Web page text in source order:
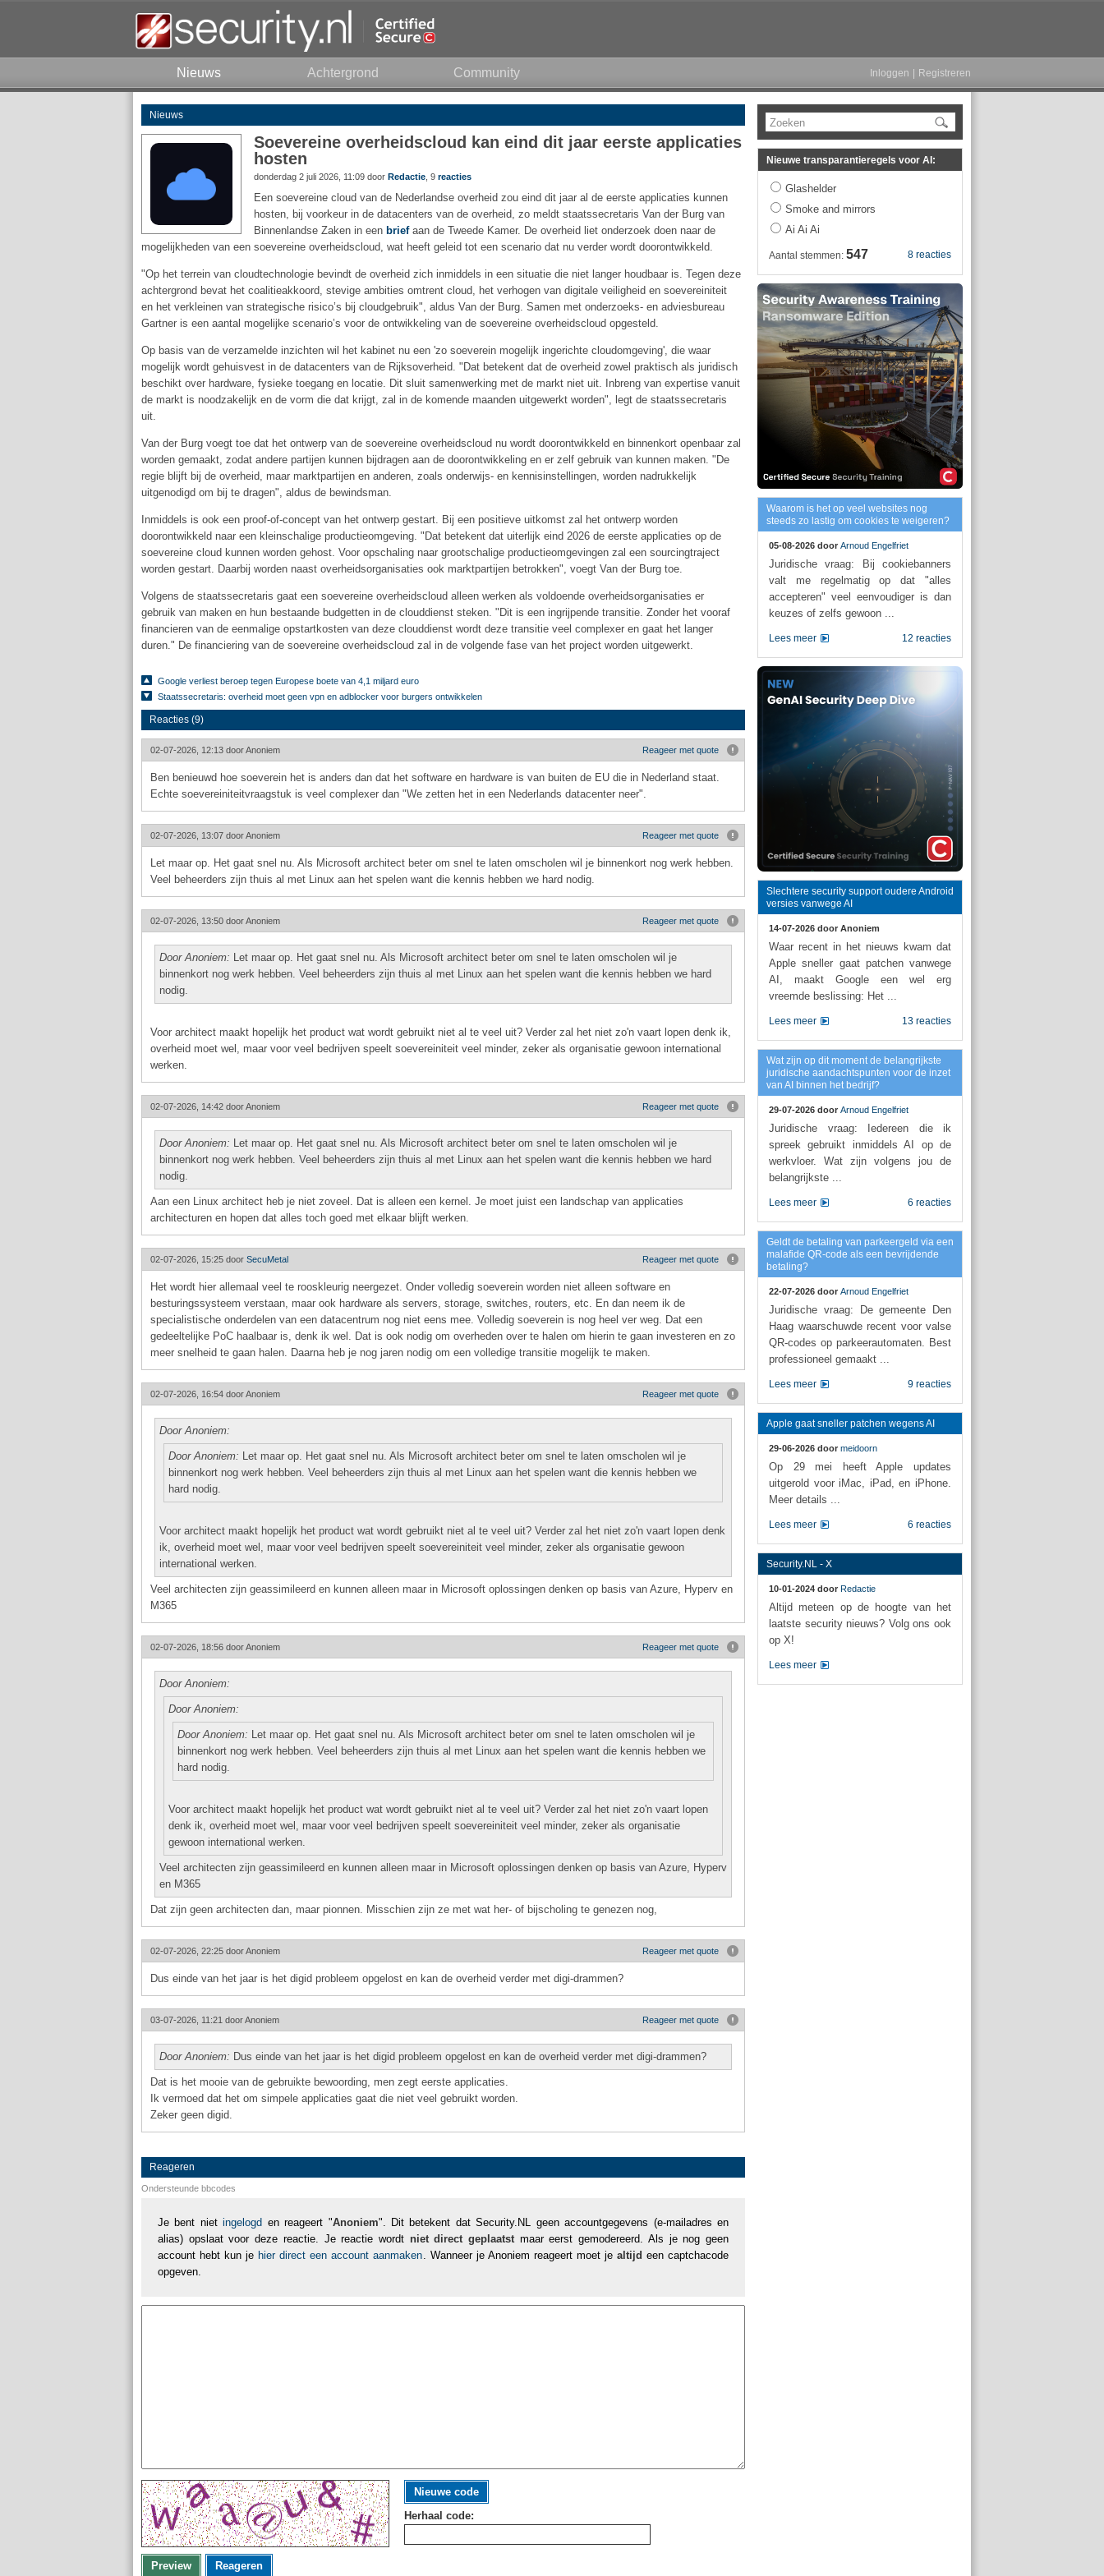
Nieuws Achtergrond Community Inloggen Registreren
Nieuws
Soevereine overheidscloud kan eind dit jaar eerste applicaties
hosten
donderdag 2 juli 2026, 11:09 door Redactie , 9 reacties
Een soevereine cloud van de Nederlandse overheid zou eind dit jaar al de eerste applicaties kunnen
hosten, bij voorkeur in de datacenters van de overheid, zo meldt staatssecretaris Van der Burg van
Binnenlandse Zaken in een briefaan de Tweede Kamer. De overheid liet onderzoek doen naar de
mogelijkheden van een soevereine overheidscloud, wat heeft geleid tot een scenario dat nu verder wordt doorontwikkeld.
"Op het terrein van cloudtechnologie bevindt de overheid zich inmiddels in een situatie die niet langer houdbaar is. Tegen deze
achtergrond bevat het coalitieakkoord, stevige ambities omtrent cloud, het verhogen van digitale veiligheid en soevereiniteit
en het verkleinen van strategische risico’s bij cloudgebruik", aldus Van der Burg. Samen met onderzoeks- en adviesbureau
Gartner is een aantal mogelijke scenario’s voor de ontwikkeling van de soevereine overheidscloud opgesteld.
Op basis van de verzamelde inzichten wil het kabinet nu een 'zo soeverein mogelijk ingerichte cloudomgeving', die waar
mogelijk wordt gehuisvest in de datacenters van de Rijksoverheid. "Dat betekent dat de overheid zowel praktisch als juridisch
beschikt over hardware, fysieke toegang en locatie. Dit sluit samenwerking met de markt niet uit. Inbreng van expertise vanuit
de markt is noodzakelijk en de vorm die dat krijgt, zal in de komende maanden uitgewerkt worden", legt de staatssecretaris
uit.
Van der Burg voegt toe dat het ontwerp van de soevereine overheidscloud nu wordt doorontwikkeld en binnenkort openbaar zal
worden gemaakt, zodat andere partijen kunnen bijdragen aan de doorontwikkeling en er zelf gebruik van kunnen maken. "De
regie blijft bij de overheid, maar marktpartijen en anderen, zoals onderwijs- en kennisinstellingen, worden nadrukkelijk
uitgenodigd om bij te dragen", aldus de bewindsman.
Inmiddels is ook een proof-of-concept van het ontwerp gestart. Bij een positieve uitkomst zal het ontwerp worden
doorontwikkeld naar een kleinschalige productieomgeving. "Dat betekent dat uiterlijk eind 2026 de eerste applicaties op de
soevereine cloud kunnen worden gehost. Voor opschaling naar grootschalige productieomgevingen zal een sourcingtraject
worden gestart. Daarbij worden naast overheidsorganisaties ook marktpartijen betrokken", voegt Van der Burg toe.
Volgens de staatssecretaris gaat een soevereine overheidscloud alleen werken als voldoende overheidsorganisaties er
gebruik van maken en hun bestaande budgetten in de clouddienst steken. "Dit is een ingrijpende transitie. Zonder het vooraf
financieren van de eenmalige opstartkosten van deze clouddienst wordt deze transitie veel complexer en gaat het langer
duren." De financiering van de soevereine overheidscloud zal in de volgende fase van het project worden uitgewerkt.
Google verliest beroep tegen Europese boete van 4,1 miljard euro
Staatssecretaris: overheid moet geen vpn en adblocker voor burgers ontwikkelen
Reacties (9)
Reageer met quote
02-07-2026, 12:13 doorAnoniem
Ben benieuwd hoe soeverein het is anders dan dat het software en hardware is van buiten de EU die in Nederland staat.
Echte soevereiniteitvraagstuk is veel complexer dan "We zetten het in een Nederlands datacenter neer".
Reageer met quote
02-07-2026, 13:07 doorAnoniem
Let maar op. Het gaat snel nu. Als Microsoft architect beter om snel te laten omscholen wil je binnenkort nog werk hebben.
Veel beheerders zijn thuis al met Linux aan het spelen want die kennis hebben we hard nodig.
Reageer met quote
02-07-2026, 13:50 doorAnoniem
Door Anoniem: Let maar op. Het gaat snel nu. Als Microsoft architect beter om snel te laten omscholen wil je
binnenkort nog werk hebben. Veel beheerders zijn thuis al met Linux aan het spelen want die kennis hebben we hard
nodig.
Voor architect maakt hopelijk het product wat wordt gebruikt niet al te veel uit? Verder zal het niet zo'n vaart lopen denk ik,
overheid moet wel, maar voor veel bedrijven speelt soevereiniteit veel minder, zeker als organisatie gewoon international
werken.
Reageer met quote
02-07-2026, 14:42 doorAnoniem
Door Anoniem: Let maar op. Het gaat snel nu. Als Microsoft architect beter om snel te laten omscholen wil je
binnenkort nog werk hebben. Veel beheerders zijn thuis al met Linux aan het spelen want die kennis hebben we hard
nodig.
Aan een Linux architect heb je niet zoveel. Dat is alleen een kernel. Je moet juist een landschap van applicaties
architecturen en hopen dat alles toch goed met elkaar blijft werken.
Reageer met quote
02-07-2026, 15:25 door SecuMetal
Het wordt hier allemaal veel te rooskleurig neergezet. Onder volledig soeverein worden niet alleen software en
besturingssysteem verstaan, maar ook hardware als servers, storage, switches, routers, etc. En dan neem ik de
specialistische onderdelen van een datacentrum nog niet eens mee. Volledig soeverein is nog heel ver weg. Dat een
gedeeltelijke PoC haalbaar is, denk ik wel. Dat is ook nodig om overheden over te halen om hierin te gaan investeren en zo
meer snelheid te gaan halen. Daarna heb je nog jaren nodig om een volledige transitie mogelijk te maken.
Reageer met quote
02-07-2026, 16:54 doorAnoniem
Door Anoniem:
Door Anoniem: Let maar op. Het gaat snel nu. Als Microsoft architect beter om snel te laten omscholen wil je
binnenkort nog werk hebben. Veel beheerders zijn thuis al met Linux aan het spelen want die kennis hebben we
hard nodig.
Voor architect maakt hopelijk het product wat wordt gebruikt niet al te veel uit? Verder zal het niet zo'n vaart lopen denk
ik, overheid moet wel, maar voor veel bedrijven speelt soevereiniteit veel minder, zeker als organisatie gewoon
international werken.
Veel architecten zijn geassimileerd en kunnen alleen maar in Microsoft oplossingen denken op basis van Azure, Hyperv en
M365
Reageer met quote
02-07-2026, 18:56 doorAnoniem
Door Anoniem:
Door Anoniem:
Door Anoniem: Let maar op. Het gaat snel nu. Als Microsoft architect beter om snel te laten omscholen wil je
binnenkort nog werk hebben. Veel beheerders zijn thuis al met Linux aan het spelen want die kennis hebben we
hard nodig.
Voor architect maakt hopelijk het product wat wordt gebruikt niet al te veel uit? Verder zal het niet zo'n vaart lopen
denk ik, overheid moet wel, maar voor veel bedrijven speelt soevereiniteit veel minder, zeker als organisatie
gewoon international werken.
Veel architecten zijn geassimileerd en kunnen alleen maar in Microsoft oplossingen denken op basis van Azure, Hyperv
en M365
Dat zijn geen architecten dan, maar pionnen. Misschien zijn ze met wat her- of bijscholing te genezen nog,
Reageer met quote
02-07-2026, 22:25 doorAnoniem
Dus einde van het jaar is het digid probleem opgelost en kan de overheid verder met digi-drammen?
Reageer met quote
03-07-2026, 11:21 doorAnoniem
Door Anoniem: Dus einde van het jaar is het digid probleem opgelost en kan de overheid verder met digi-drammen?
Dat is het mooie van de gebruikte bewoording, men zegt eerste applicaties.
Ik vermoed dat het om simpele applicaties gaat die niet veel gebruikt worden.
Zeker geen digid.
Reageren
Ondersteunde bbcodes
Je bent nietingelogd en reageert "Anoniem". Dit betekent dat Security.NL geen accountgegevens (e-mailadres en
alias) opslaat voor deze reactie. Je reactie wordt niet direct geplaatstmaar eerst gemodereerd. Als je nog geen
account hebt kun je hier direct een account aanmaken. Wanneer je Anoniem reageert moet je altijd een captchacode
opgeven.
Nieuwe code
Herhaal code:
Preview Reageren
Zoeken
Nieuwe transparantieregels voor AI:
Glashelder
Smoke and mirrors
Ai Ai Ai
8 reacties
Aantal stemmen: 547
Waarom is het op veel websites nog
steeds zo lastig om cookies te weigeren?
05-08-2026 door Arnoud Engelfriet
Juridische vraag: Bij cookiebanners
valt me regelmatig op dat "alles
accepteren" veel eenvoudiger is dan
keuzes of zelfs gewoon ...
12 reacties
Lees meer
Slechtere security support oudere Android
versies vanwege AI
14-07-2026 door Anoniem
Waar recent in het nieuws kwam dat
Apple sneller gaat patchen vanwege
AI, maakt Google een wel erg
vreemde beslissing: Het ...
13 reacties
Lees meer
Wat zijn op dit moment de belangrijkste
juridische aandachtspunten voor de inzet
van AI binnen het bedrijf?
29-07-2026 door Arnoud Engelfriet
Juridische vraag: Iedereen die ik
spreek gebruikt inmiddels AI op de
werkvloer. Wat zijn volgens jou de
belangrijkste ...
6 reacties
Lees meer
Geldt de betaling van parkeergeld via een
malafide QR-code als een bevrijdende
betaling?
22-07-2026 door Arnoud Engelfriet
Juridische vraag: De gemeente Den
Haag waarschuwde recent voor valse
QR-codes op parkeerautomaten. Best
professioneel gemaakt ...
9 reacties
Lees meer
Apple gaat sneller patchen wegens AI
29-06-2026 door meidoorn
Op 29 mei heeft Apple updates
uitgerold voor iMac, iPad, en iPhone.
Meer details ...
6 reacties
Lees meer
Security.NL - X
10-01-2024 door Redactie
Altijd meteen op de hoogte van het
laatste security nieuws? Volg ons ook
op X!
Lees meer